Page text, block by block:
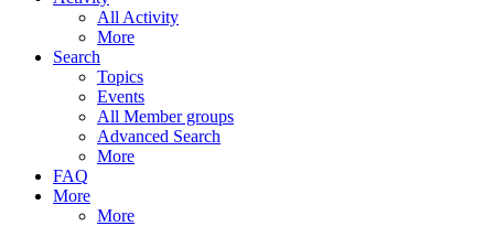
All Activity
More
Search
Topics
Events
All Member groups
Advanced Search
More
FAQ
More
More